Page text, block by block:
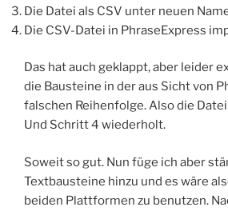
Die Datei als CSV unter neuen
Die CSV-Datei in PhraseExpress
Das hat auch geklappt, aber leider
die Bausteine in der aus Sicht von
falschen Reihenfolge. Also die
Und Schritt 4 wiederholt.
Soweit so gut. Nun füge ich aber
Textbausteine hinzu und es wäre
beiden Plattformen zu benutzen.